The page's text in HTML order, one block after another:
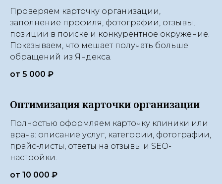
Проверяем карточку организации,
заполнение профиля, фотографии, отзывы,
позиции в поиске и конкурентное окружение.
Показываем, что мешает получать больше
обращений из Яндекса.
от 5 000 ₽
Оптимизация карточки организации
Полностью оформляем карточку клиники или
врача: описание услуг, категории, фотографии,
прайс-листы, ответы на отзывы и SEO-
настройки.
от 10 000 ₽